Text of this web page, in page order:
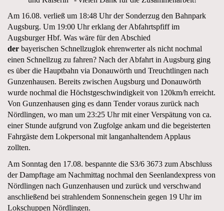
Am 16.08. verließ um 18:48 Uhr der Sonderzug den Bahnpark
Augsburg. Um 19:00 Uhr erklang der Abfahrtspfiff im
Augsburger Hbf. Was wäre für den Abschied
der bayerischen Schnellzuglok ehrenwerter als nicht nochmal
einen Schnellzug zu fahren? Nach der Abfahrt in Augsburg ging
es über die Hauptbahn via Donauwörth und Treuchtlingen nach
Gunzenhausen. Bereits zwischen Augsburg und Donauwörth
wurde nochmal die Höchstgeschwindigkeit von 120km/h erreicht.
Von Gunzenhausen ging es dann Tender voraus zurück nach
Nördlingen, wo man um 23:25 Uhr mit einer Verspätung von ca.
einer Stunde aufgrund von Zugfolge ankam und die begeisterten
Fahrgäste dem Lokpersonal mit langanhaltendem Applaus
zollten.
Am Sonntag den 17.08. bespannte die S3/6 3673 zum Abschluss
der Dampftage am Nachmittag nochmal den Seenlandexpress von
Nördlingen nach Gunzenhausen und zurück und verschwand
anschließend bei strahlendem Sonnenschein gegen 19 Uhr im
Lokschuppen Nördlingen.